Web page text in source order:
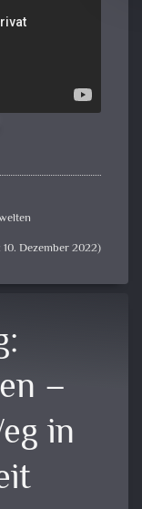
Dezember 2022)
–
in